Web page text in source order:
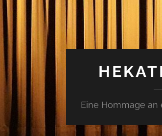
Eine Hommage